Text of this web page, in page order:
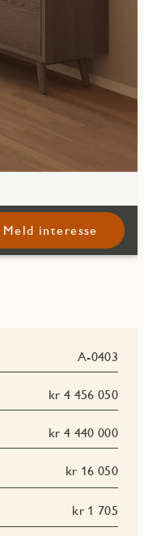
Meld interesse
A-0403
kr 4 456 050
kr 4 440 000
kr 16 050
kr 1 705